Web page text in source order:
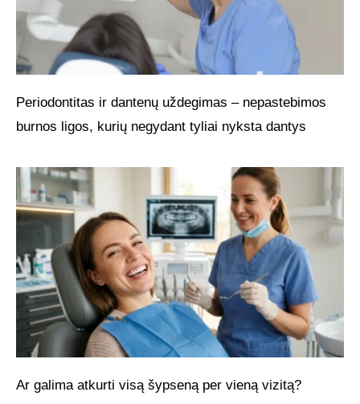
Periodontitas ir dantenų uždegimas – nepastebimos
burnos ligos, kurių negydant tyliai nyksta dantys
Ar galima atkurti visą šypseną per vieną vizitą?